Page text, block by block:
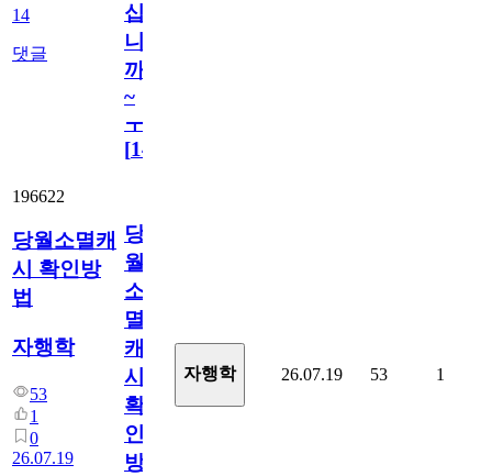
14
댓글
십
니
까
~
ㅜ
[14
196622
당월소멸캐
시 확인방
법
자행학
53
1
0
26.07.19
당
월
소
멸
캐
시
확
인
방
자행학 26.07.19 53 1